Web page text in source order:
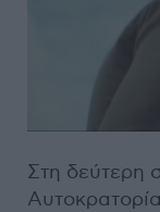
Στη δεύτερη